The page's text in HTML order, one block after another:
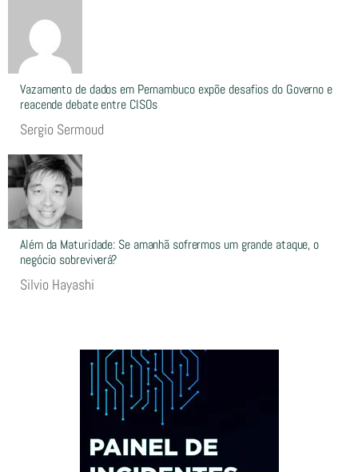
Vazamento de dados em Pernambuco expõe desafios do Governo e
reacende debate entre CISOs
Sergio Sermoud
Além da Maturidade: Se amanhã sofrermos um grande ataque, o
negócio sobreviverá?
Silvio Hayashi